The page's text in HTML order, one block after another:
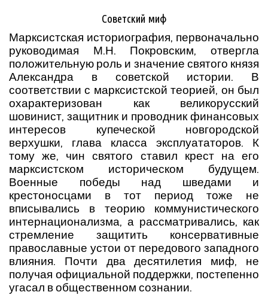
Советский миф
Марксистская историография, первоначально
руководимая М.Н. Покровским, отвергла
положительную роль и значение святого князя
Александра в советской истории. В
соответствии с марксистской теорией, он был
охарактеризован как великорусский
шовинист, защитник и проводник финансовых
интересов купеческой новгородской
верхушки, глава класса эксплуататоров. К
тому же, чин святого ставил крест на его
марксистском историческом будущем.
Военные победы над шведами и
крестоносцами в тот период тоже не
вписывались в теорию коммунистического
интернационализма, а рассматривались, как
стремление защитить консервативные
православные устои от передового западного
влияния. Почти два десятилетия миф, не
получая официальной поддержки, постепенно
угасал в общественном сознании.